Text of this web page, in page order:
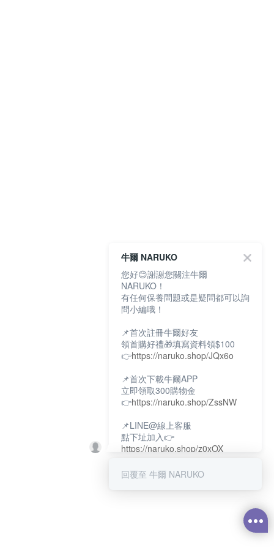
牛爾 NARUKO
您好😊謝謝您關注牛爾
NARUKO！
有任何保養問題或是疑問都可以詢
問小編哦！
📌首次註冊牛爾好友
領首購好禮🎁填寫資料領$100
👉https://naruko.shop/JQx6o
📌首次下載牛爾APP
立即領取300購物金
👉https://naruko.shop/ZssNW
📌LINE@線上客服
點下址加入👉
https://naruko.shop/z0xOX
📌電話客服：02-26581707
回覆至 牛爾 NARUKO